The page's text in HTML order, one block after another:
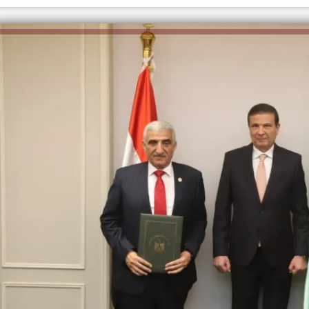
إلهام شرشر تكتب: دي مبقتش كورة..
الكاتبة إلهام شرشر تهنئ الرئيس
السيسي بعيد ميلاده وتُشيد بجهوده